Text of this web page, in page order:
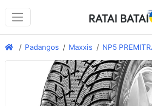
Padangos Maxxis NP5